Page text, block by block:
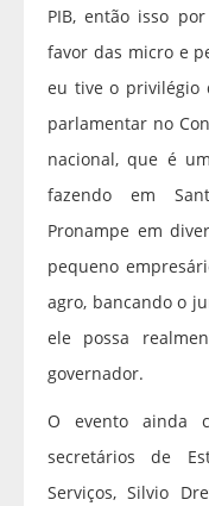
PIB, então isso
favor das micro e
eu tive o privilégio
parlamentar no
nacional, que é
fazendo em
Pronampe em
pequeno
agro, bancando o
ele possa
governador.
O evento ainda
secretários de
Serviços, Silvio